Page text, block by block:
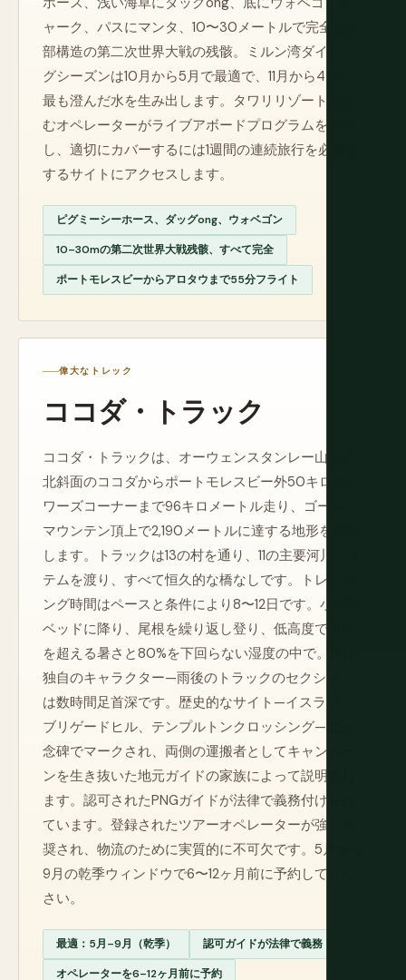
ャーク、パスにマンタ、10〜30メートルで完全な上
部構造の第二次世界大戦の残骸。ミルン湾ダイビン
グシーズンは10月から5月で最適で、11月から4月が
最も澄んだ水を生み出します。タワリリゾートを含
むオペレーターがライブアボードプログラムを運営
し、適切にカバーするには1週間の連続旅行を必要と
するサイトにアクセスします。
ピグミーシーホース、ダッグong、ウォベゴン
10–30mの第二次世界大戦残骸、すべて完全
ポートモレスビーからアロタウまで55分フライト
偉大なトレック
ココダ・トラック
ココダ・トラックは、オーウェンスタンレー山脈の
北斜面のココダからポートモレスビー外50キロのオ
ワーズコーナーまで96キロメートル走り、ゴースト
マウンテン頂上で2,190メートルに達する地形を横断
します。トラックは13の村を通り、11の主要河川シス
テムを渡り、すべて恒久的な橋なしです。トレッキ
ング時間はペースと条件により8〜12日です。小川の
ベッドに降り、尾根を繰り返し登り、低高度で35°C
を超える暑さと80%を下回らない湿度の中で。泥は
独自のキャラクター—雨後のトラックのセクション
は数時間足首深です。歴史的なサイト—イスラバ、
ブリゲードヒル、テンプルトンクロッシング—は記
念碑でマークされ、両側の運搬者としてキャンペー
ンを生き抜いた地元ガイドの家族によって説明され
ます。認可されたPNGガイドが法律で義務付けられ
ています。登録されたツアーオペレーターが強く推
奨され、物流のために実質的に不可欠です。5月から
9月の乾季ウィンドウで6〜12ヶ月前に予約してくだ
さい。
最適：5月–9月（乾季） 認可ガイドが法律で義務
オペレーターを6–12ヶ月前に予約